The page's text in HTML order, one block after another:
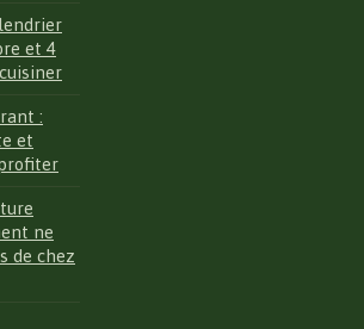
et 4
:
et
ne
de chez